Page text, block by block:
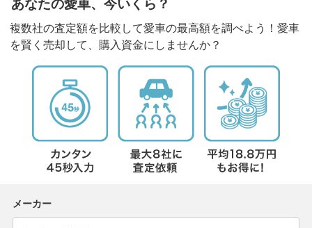
あなたの愛車、今いくら？
複数社の査定額を比較して愛車の最高額を調べよう！愛車
を賢く売却して、購入資金にしませんか？
メーカー